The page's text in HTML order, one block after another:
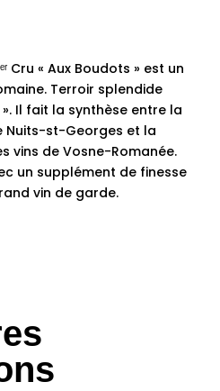
Cru « Aux Boudots » est un
Terroir splendide
Il fait la synthèse entre la
Nuits-st-Georges et la
vins de Vosne-Romanée.
un supplément de finesse
vin de garde.